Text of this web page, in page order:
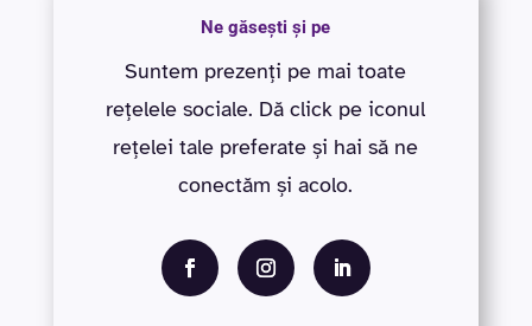
Ne găsești și pe
Suntem prezenți pe mai toate
rețelele sociale. Dă click pe iconul
rețelei tale preferate și hai să ne
conectăm și acolo.